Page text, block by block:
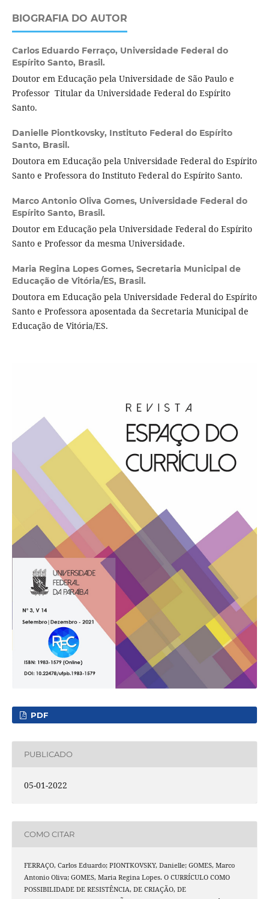
BIOGRAFIA DO AUTOR
Carlos Eduardo Ferraço, Universidade Federal do
Espírito Santo, Brasil.
Doutor em Educação pela Universidade de São Paulo e
Professor Titular da Universidade Federal do Espírito
Santo.
Danielle Piontkovsky, Instituto Federal do Espírito
Santo, Brasil.
Doutora em Educação pela Universidade Federal do Espírito
Santo e Professora do Instituto Federal do Espírito Santo.
Marco Antonio Oliva Gomes, Universidade Federal do
Espírito Santo, Brasil.
Doutor em Educação pela Universidade Federal do Espírito
Santo e Professor da mesma Universidade.
Maria Regina Lopes Gomes, Secretaria Municipal de
Educação de Vitória/ES, Brasil.
Doutora em Educação pela Universidade Federal do Espírito
Santo e Professora aposentada da Secretaria Municipal de
Educação de Vitória/ES.
PDF
PUBLICADO
05-01-2022
COMO CITAR
FERRAÇO, Carlos Eduardo; PIONTKOVSKY, Danielle; GOMES, Marco
Antonio Oliva; GOMES, Maria Regina Lopes. O CURRÍCULO COMO
POSSIBILIDADE DE RESISTÊNCIA, DE CRIAÇÃO, DE